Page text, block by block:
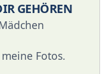
GEHÖREN
Fotos.